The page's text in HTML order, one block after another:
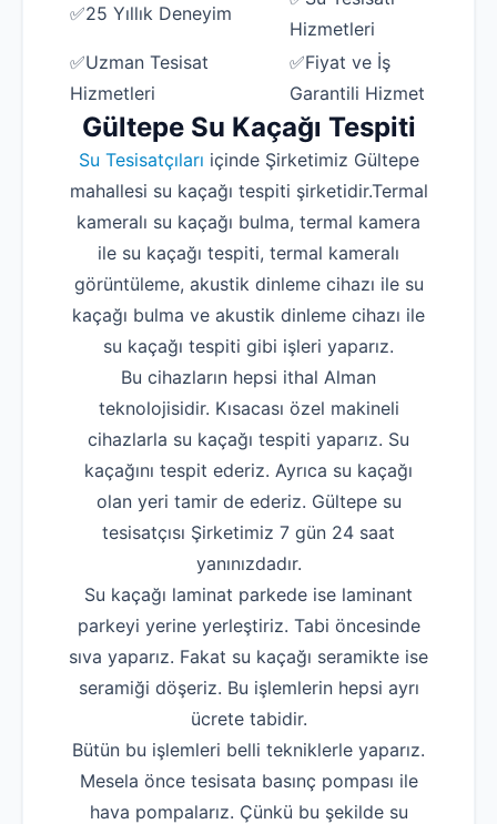
✅25 Yıllık Deneyim
Hizmetleri
✅Uzman Tesisat
Hizmetleri
✅Fiyat ve İş
Garantili Hizmet
Gültepe Su Kaçağı Tespiti
Su Tesisatçıları içinde Şirketimiz Gültepe
mahallesi su kaçağı tespiti şirketidir.Termal
kameralı su kaçağı bulma, termal kamera
ile su kaçağı tespiti, termal kameralı
görüntüleme, akustik dinleme cihazı ile su
kaçağı bulma ve akustik dinleme cihazı ile
su kaçağı tespiti gibi işleri yaparız.
Bu cihazların hepsi ithal Alman
teknolojisidir. Kısacası özel makineli
cihazlarla su kaçağı tespiti yaparız. Su
kaçağını tespit ederiz. Ayrıca su kaçağı
olan yeri tamir de ederiz. Gültepe su
tesisatçısı Şirketimiz 7 gün 24 saat
yanınızdadır.
Su kaçağı laminat parkede ise laminant
parkeyi yerine yerleştiriz. Tabi öncesinde
sıva yaparız. Fakat su kaçağı seramikte ise
seramiği döşeriz. Bu işlemlerin hepsi ayrı
ücrete tabidir.
Bütün bu işlemleri belli tekniklerle yaparız.
Mesela önce tesisata basınç pompası ile
hava pompalarız. Çünkü bu şekilde su